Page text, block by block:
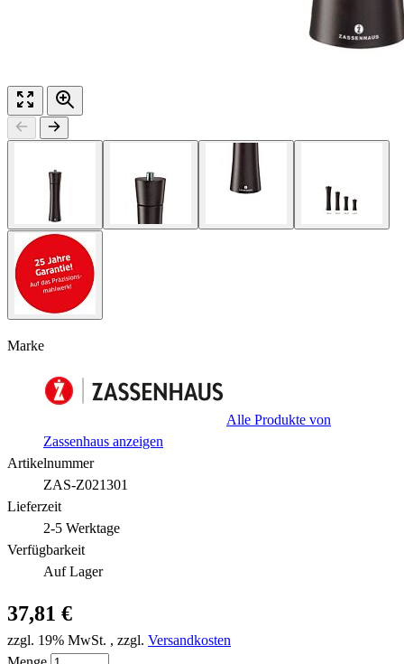
Marke
Alle Produkte von
Zassenhaus anzeigen
Artikelnummer
ZAS-Z021301
Lieferzeit
2-5 Werktage
Verfügbarkeit
Auf Lager
37,81 €
zzgl. 19% MwSt. , zzgl. Versandkosten